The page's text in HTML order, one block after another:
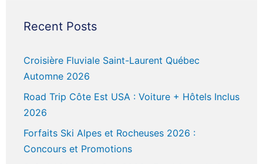
Recent Posts
Croisière Fluviale Saint-Laurent Québec
Automne 2026
Road Trip Côte Est USA : Voiture + Hôtels Inclus
2026
Forfaits Ski Alpes et Rocheuses 2026 :
Concours et Promotions